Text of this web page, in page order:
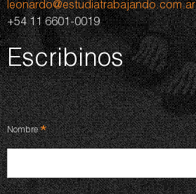
leonardo@estudiatrabajando.com.ar
+54 11 6601-0019
Escribinos
Nombre*